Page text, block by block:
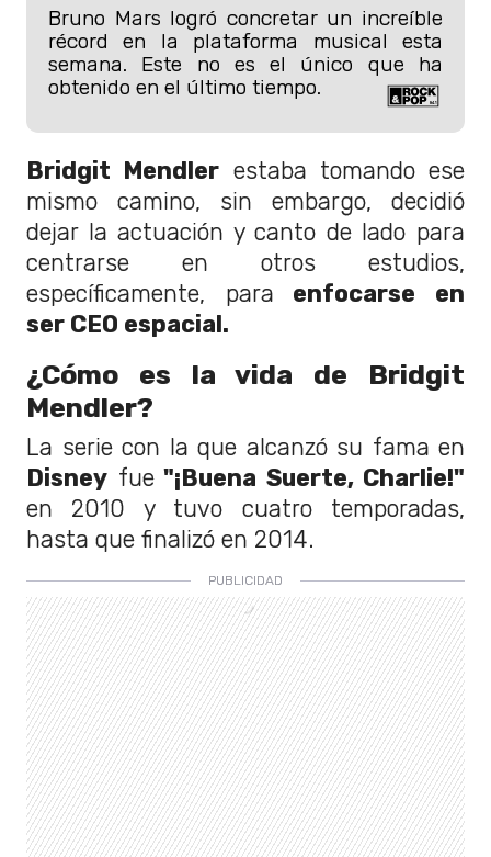
Bruno Mars logró concretar un increíble
récord en la plataforma musical esta
semana. Este no es el único que ha
obtenido en el último tiempo.
Bridgit Mendler estaba tomando ese
mismo camino, sin embargo, decidió
dejar la actuación y canto de lado para
centrarse en otros estudios,
específicamente, para enfocarse en
ser CEO espacial.
¿Cómo es la vida de Bridgit
Mendler?
La serie con la que alcanzó su fama en
Disney fue"¡Buena Suerte, Charlie!"
en 2010 y tuvo cuatro temporadas,
hasta que finalizó en 2014.